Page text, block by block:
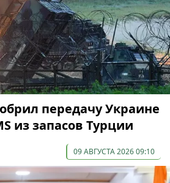
передачу Украине
из запасов Турции
09 АВГУСТА 2026 09:10